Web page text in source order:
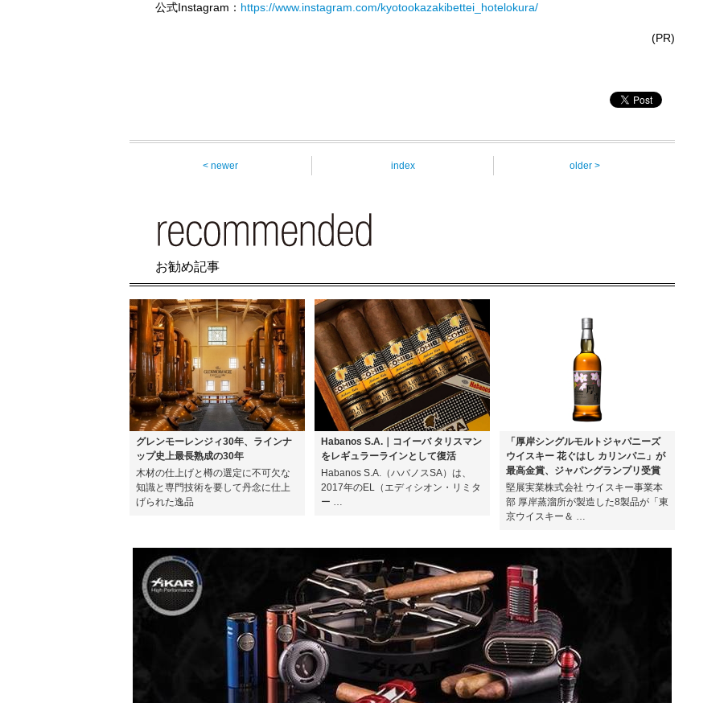
公式Instagram： https://www.instagram.com/kyotookazakibettei_hotelokura/
(PR)
< newer index older >
お勧め記事
グレンモーレンジィ30年、ラインナ
ップ史上最長熟成の30年
木材の仕上げと樽の選定に不可欠な
知識と専門技術を要して丹念に仕上
げられた逸品
Habanos S.A.｜コイーバ タリスマン
をレギュラーラインとして復活
Habanos S.A.（ハバノスSA）は、
2017年のEL（エディシオン・リミタ
ー …
「厚岸シングルモルトジャパニーズ
ウイスキー 花ぐはし カリンパニ」が
最高金賞、ジャパングランプリ受賞
堅展実業株式会社 ウイスキー事業本
部 厚岸蒸溜所が製造した8製品が「東
京ウイスキー＆ …